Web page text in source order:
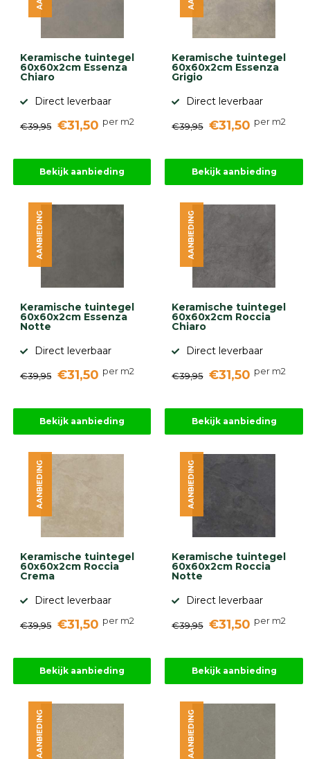
Keramische tuintegel
60x60x2cm Essenza
Chiaro
Direct leverbaar
€39,95 €31,50 per m2
Bekijk aanbieding
Keramische tuintegel
60x60x2cm Essenza
Grigio
Direct leverbaar
€39,95 €31,50 per m2
Bekijk aanbieding
Keramische tuintegel
60x60x2cm Essenza
Notte
Direct leverbaar
€39,95 €31,50 per m2
AANBIEDING
Bekijk aanbieding
Keramische tuintegel
60x60x2cm Roccia
Chiaro
Direct leverbaar
€39,95 €31,50 per m2
AANBIEDING
Bekijk aanbieding
Keramische tuintegel
60x60x2cm Roccia
Crema
Direct leverbaar
€39,95 €31,50 per m2
AANBIEDING
Bekijk aanbieding
Keramische tuintegel
60x60x2cm Roccia
Notte
Direct leverbaar
€39,95 €31,50 per m2
AANBIEDING
Bekijk aanbieding
AANBIEDING AANBIEDING